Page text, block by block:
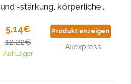
-stärkung, körperliche...
5,14€
12,22€
Auf Lager
Produkt anzeigen
Aliexpress